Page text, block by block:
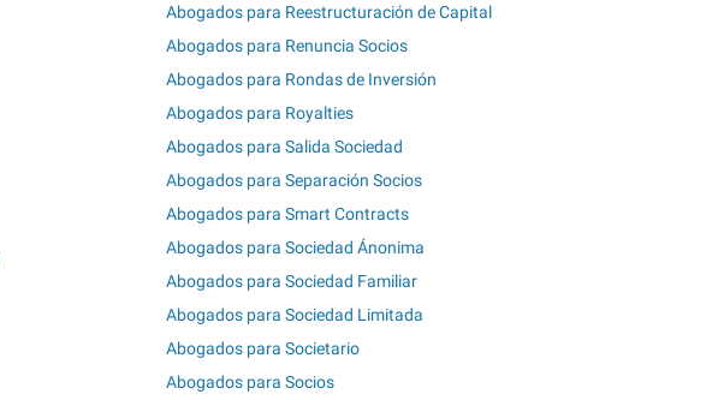
Abogados para Reestructuración de Capital
Abogados para Renuncia Socios
Abogados para Rondas de Inversión
Abogados para Royalties
Abogados para Salida Sociedad
Abogados para Separación Socios
Abogados para Smart Contracts
Abogados para Sociedad Ánonima
Abogados para Sociedad Familiar
Abogados para Sociedad Limitada
Abogados para Societario
Abogados para Socios